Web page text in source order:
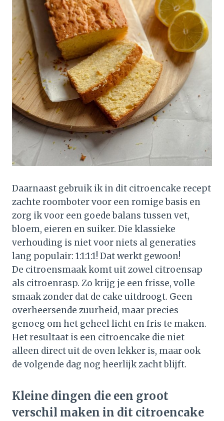
Daarnaast gebruik ik in dit citroencake recept
zachte roomboter voor een romige basis en
zorg ik voor een goede balans tussen vet,
bloem, eieren en suiker. Die klassieke
verhouding is niet voor niets al generaties
lang populair: 1:1:1:1! Dat werkt gewoon!
De citroensmaak komt uit zowel citroensap
als citroenrasp. Zo krijg je een frisse, volle
smaak zonder dat de cake uitdroogt. Geen
overheersende zuurheid, maar precies
genoeg om het geheel licht en fris te maken.
Het resultaat is een citroencake die niet
alleen direct uit de oven lekker is, maar ook
de volgende dag nog heerlijk zacht blijft.
Kleine dingen die een groot
verschil maken in dit citroencake